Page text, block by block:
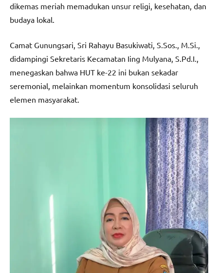
dikemas meriah memadukan unsur religi, kesehatan, dan
budaya lokal.
Camat Gunungsari, Sri Rahayu Basukiwati, S.Sos., M.Si.,
didampingi Sekretaris Kecamatan Iing Mulyana, S.Pd.I.,
menegaskan bahwa HUT ke-22 ini bukan sekadar
seremonial, melainkan momentum konsolidasi seluruh
elemen masyarakat.